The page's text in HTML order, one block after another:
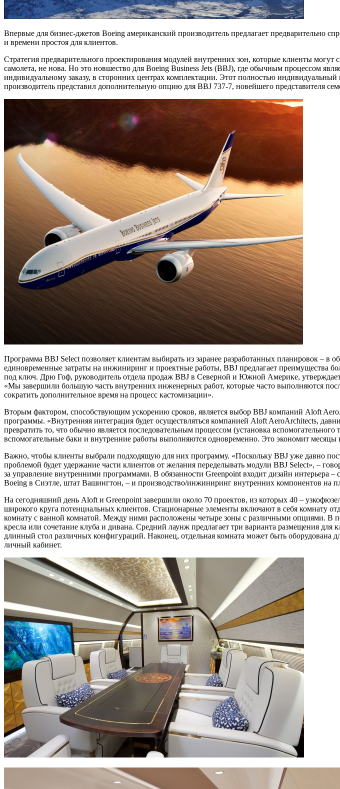
Впервые для бизнес-джетов Boeing американский производитель предлагает предварительно
и времени простоя для клиентов.
Стратегия предварительного проектирования модулей внутренних зон, которые клиенты
самолета, не нова. Но это новшество для Boeing Business Jets (BBJ), где обычным процессом
индивидуальному заказу, в сторонних центрах комплектации. Этот полностью
производитель представил дополнительную опцию для BBJ 737-7, новейшего представителя
Программа BBJ Select позволяет клиентам выбирать из заранее разработанных планировок –
единовременные затраты на инжиниринг и проектные работы, BBJ предлагает преимущества
под ключ. Дрю Гоф, руководитель отдела продаж BBJ в Северной и Южной Америке,
«Мы завершили большую часть внутренних инженерных работ, которые часто выполняются
сократить дополнительное время на процесс кастомизации».
Вторым фактором, способствующим ускорению сроков, является выбор BBJ компаний Aloft
программы. «Внутренняя интеграция будет осуществляться компанией Aloft AeroArchitects,
превратить то, что обычно является последовательным процессом (установка
вспомогательные баки и внутренние работы выполняются одновременно. Это экономит
Важно, чтобы клиенты выбрали подходящую для них программу. «Поскольку BBJ уже давно
проблемой будет удержание части клиентов от желания переделывать модули BBJ Select», –
за управление внутренними программами. В обязанности Greenpoint входит дизайн интерьера
Boeing в Сиэтле, штат Вашингтон, – и производство/инжиниринг внутренних компонентов на
На сегодняшний день Aloft и Greenpoint завершили около 70 проектов, из которых 40 –
широкого круга потенциальных клиентов. Стационарные элементы включают в себя комнату
комнату с ванной комнатой. Между ними расположены четыре зоны с различными опциями. В
кресла или сочетание клуба и дивана. Средний лаунж предлагает три варианта размещения
длинный стол различных конфигураций. Наконец, отдельная комната может быть оборудована
личный кабинет.